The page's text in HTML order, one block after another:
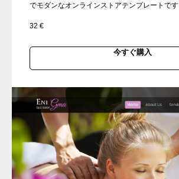
でモダンなオンラインストアテンプレートです
32 €
今すぐ購入